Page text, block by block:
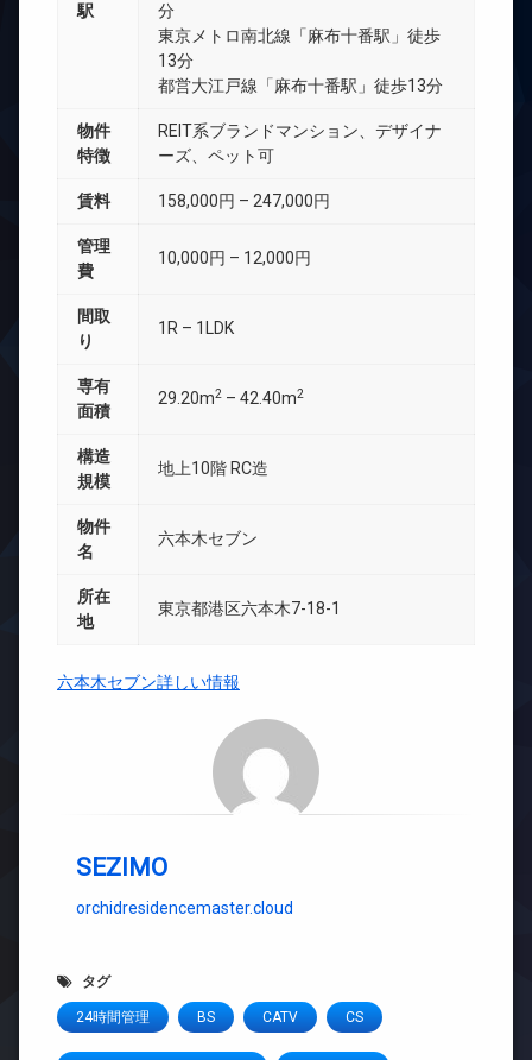
駅
分
東京メトロ南北線「麻布十番駅」徒歩
13分
都営大江戸線「麻布十番駅」徒歩13分
物件
特徴
REIT系ブランドマンション、デザイナ
ーズ、ペット可
賃料 158,000円 – 247,000円
管理
費
10,000円 – 12,000円
間取
り
1R – 1LDK
専有
面積
29.20m2 – 42.40m2
構造
規模
地上10階 RC造
物件
名
六本木セブン
所在
地
東京都港区六本木7-18-1
六本木セブン詳しい情報
SEZIMO
orchidresidencemaster.cloud
タグ
24時間管理 BS CATV CS